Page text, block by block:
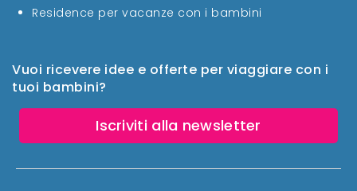
Vuoi ricevere idee e offerte per viaggiare con i
tuoi bambini?
Iscriviti alla newsletter
Residence per vacanze con i bambini